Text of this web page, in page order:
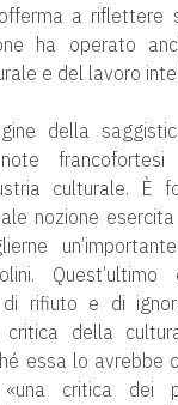
a riflettere
ha operato
e del lavoro
della
culturale. È
nozione
Quest’ultimo
rifiuto e di
critica della
essa lo avrebbe
critica dei